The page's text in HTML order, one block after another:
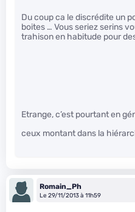
Du coup ca le discrédite un
boites … Vous seriez serins
trahison en habitude pour
Etrange, c’est pourtant en
ceux montant dans la
Romain_Ph
Le 29/11/2013 à 11h59